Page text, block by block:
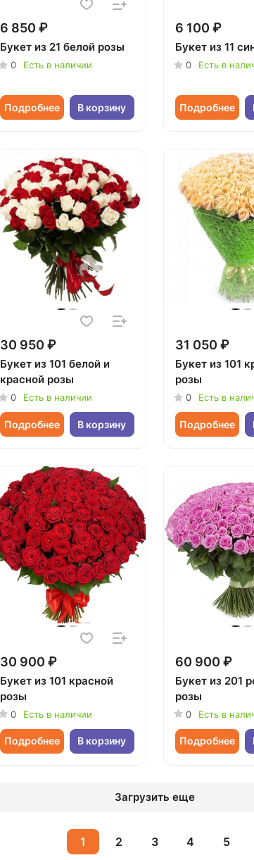
6 850 ₽
Букет из 21 белой розы
0 Есть в наличии
Подробнее В корзину
6 100 ₽
Букет из 11
0 Есть в
Подробнее
30 950 ₽
Букет из 101 белой и
красной розы
0 Есть в наличии
Подробнее В корзину
31 050 ₽
Букет из 101
розы
0 Есть в
Подробнее
30 900 ₽
Букет из 101 красной
розы
0 Есть в наличии
Подробнее В корзину
60 900 ₽
Букет из 201
розы
0 Есть в
Подробнее
Загрузить еще
1 2 3 4 5